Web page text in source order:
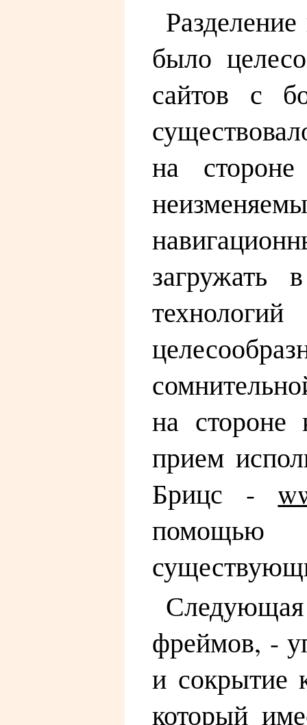
было
сайтов с
на
загружать
на стороне
прием
Брицс -
помощью
фреймов, -
и сокрытие
который